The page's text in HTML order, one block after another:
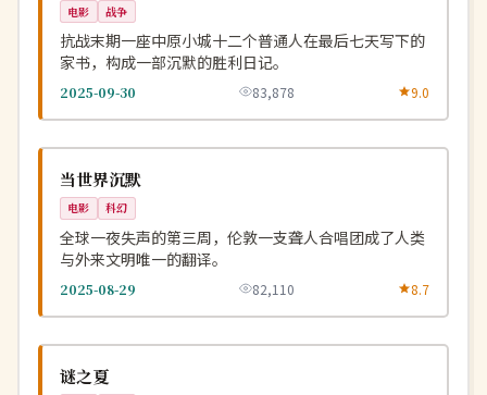
电影 战争
抗战末期一座中原小城十二个普通人在最后七天写下的
家书，构成一部沉默的胜利日记。
2025-09-30 83,878 9.0
英国
当世界沉默
电影 科幻
全球一夜失声的第三周，伦敦一支聋人合唱团成了人类
与外来文明唯一的翻译。
2025-08-29 82,110 8.7
韩国
谜之夏